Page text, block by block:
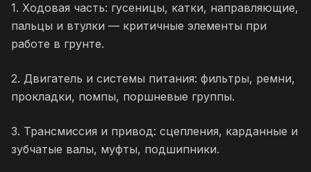
1. Ходовая часть: гусеницы, катки, направляющие,
пальцы и втулки — критичные элементы при
работе в грунте.
2. Двигатель и системы питания: фильтры, ремни,
прокладки, помпы, поршневые группы.
3. Трансмиссия и привод: сцепления, карданные и
зубчатые валы, муфты, подшипники.